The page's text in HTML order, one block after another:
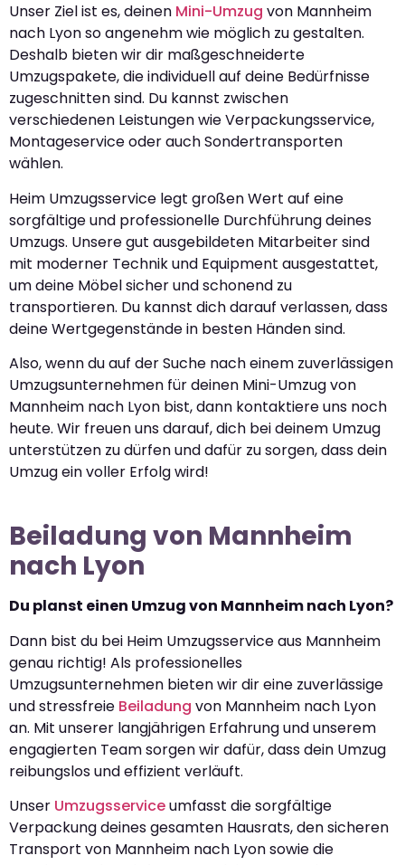
Unser Ziel ist es, deinen Mini-Umzug von Mannheim
nach Lyon so angenehm wie möglich zu gestalten.
Deshalb bieten wir dir maßgeschneiderte
Umzugspakete, die individuell auf deine Bedürfnisse
zugeschnitten sind. Du kannst zwischen
verschiedenen Leistungen wie Verpackungsservice,
Montageservice oder auch Sondertransporten
wählen.
Heim Umzugsservice legt großen Wert auf eine
sorgfältige und professionelle Durchführung deines
Umzugs. Unsere gut ausgebildeten Mitarbeiter sind
mit moderner Technik und Equipment ausgestattet,
um deine Möbel sicher und schonend zu
transportieren. Du kannst dich darauf verlassen, dass
deine Wertgegenstände in besten Händen sind.
Also, wenn du auf der Suche nach einem zuverlässigen
Umzugsunternehmen für deinen Mini-Umzug von
Mannheim nach Lyon bist, dann kontaktiere uns noch
heute. Wir freuen uns darauf, dich bei deinem Umzug
unterstützen zu dürfen und dafür zu sorgen, dass dein
Umzug ein voller Erfolg wird!
Beiladung von Mannheim
nach Lyon
Du planst einen Umzug von Mannheim nach Lyon?
Dann bist du bei Heim Umzugsservice aus Mannheim
genau richtig! Als professionelles
Umzugsunternehmen bieten wir dir eine zuverlässige
und stressfreie Beiladung von Mannheim nach Lyon
an. Mit unserer langjährigen Erfahrung und unserem
engagierten Team sorgen wir dafür, dass dein Umzug
reibungslos und effizient verläuft.
Unser Umzugsserviceumfasst die sorgfältige
Verpackung deines gesamten Hausrats, den sicheren
Transport von Mannheim nach Lyon sowie die